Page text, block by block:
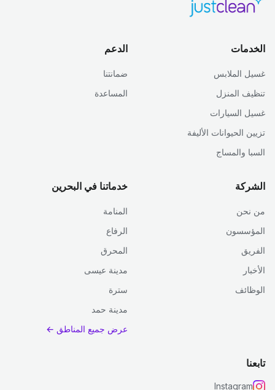
الخدمات
غسيل الملابس
تنظيف المنزل
غسيل السيارات
تزيين الحيوانات الأليفة
السبا والمساج
الدعم
ضمانتنا
المساعدة
الشركة
من نحن
المؤسسون
الفريق
الأخبار
الوظائف
خدماتنا في البحرين
المنامة
الرفاع
المحرق
مدينة عيسى
سترة
مدينة حمد
عرض جميع المناطق ←
تابعنا
Instagram